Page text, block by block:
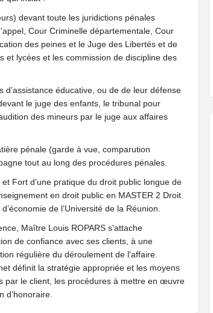
devant toute les juridictions pénales
Cour Criminelle départementale, Cour
des peines et le Juge des Libertés et de
et lycées et les commission de discipline des
d’assistance éducative, ou de de leur défense
le juge des enfants, le tribunal pour
des mineurs par le juge aux affaires
pénale (garde à vue, comparution
tout au long des procédures pénales.
Fort d’une pratique du droit public longue de
en droit public en MASTER 2 Droit
de l’Université de la Réunion.
Maître Louis ROPARS s'attache
de confiance avec ses clients, à une
régulière du déroulement de l'affaire.
définit la stratégie appropriée et les moyens
par le client, les procédures à mettre en œuvre
d’honoraire.